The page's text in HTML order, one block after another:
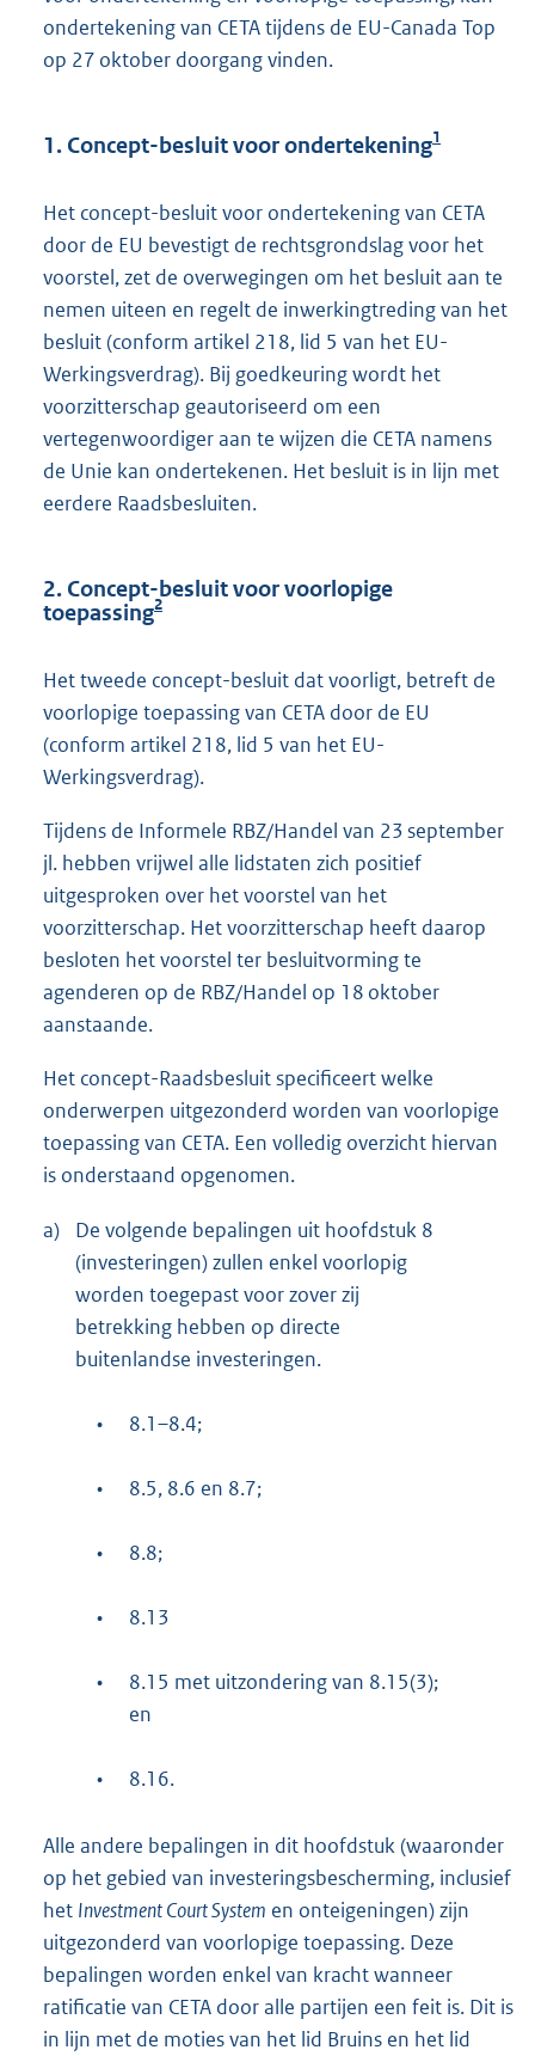
ondertekening van CETA tijdens de EU-Canada Top
op 27 oktober doorgang vinden.
1. Concept-besluit voor ondertekening1
Het concept-besluit voor ondertekening van CETA
door de EU bevestigt de rechtsgrondslag voor het
voorstel, zet de overwegingen om het besluit aan te
nemen uiteen en regelt de inwerkingtreding van het
besluit (conform artikel 218, lid 5 van het EU-
Werkingsverdrag). Bij goedkeuring wordt het
voorzitterschap geautoriseerd om een
vertegenwoordiger aan te wijzen die CETA namens
de Unie kan ondertekenen. Het besluit is in lijn met
eerdere Raadsbesluiten.
2. Concept-besluit voor voorlopige
toepassing2
Het tweede concept-besluit dat voorligt, betreft de
voorlopige toepassing van CETA door de EU
(conform artikel 218, lid 5 van het EU-
Werkingsverdrag).
Tijdens de Informele RBZ/Handel van 23 september
jl. hebben vrijwel alle lidstaten zich positief
uitgesproken over het voorstel van het
voorzitterschap. Het voorzitterschap heeft daarop
besloten het voorstel ter besluitvorming te
agenderen op de RBZ/Handel op 18 oktober
aanstaande.
Het concept-Raadsbesluit specificeert welke
onderwerpen uitgezonderd worden van voorlopige
toepassing van CETA. Een volledig overzicht hiervan
is onderstaand opgenomen.
a)
De volgende bepalingen uit hoofdstuk 8
(investeringen) zullen enkel voorlopig
worden toegepast voor zover zij
betrekking hebben op directe
buitenlandse investeringen.
• 8.1–8.4;
• 8.5, 8.6 en 8.7;
• 8.8;
• 8.13
•
8.15 met uitzondering van 8.15(3);
en
• 8.16.
Alle andere bepalingen in dit hoofdstuk (waaronder
op het gebied van investeringsbescherming, inclusief
het Investment Court System en onteigeningen) zijn
uitgezonderd van voorlopige toepassing. Deze
bepalingen worden enkel van kracht wanneer
ratificatie van CETA door alle partijen een feit is. Dit is
in lijn met de moties van het lid Bruins en het lid